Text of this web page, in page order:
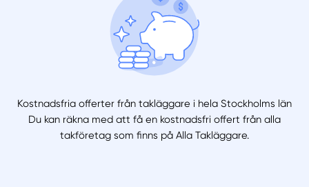
Kostnadsfria offerter från takläggare i hela Stockholms län
Du kan räkna med att få en kostnadsfri offert från alla
takföretag som finns på Alla Takläggare.